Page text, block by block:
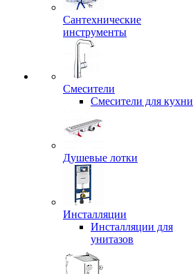
Сантехнические
инструменты
Смесители
Смесители для кухни
Душевые лотки
Инсталляции
Инсталляции для
унитазов